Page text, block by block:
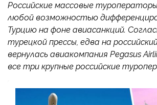
Российские массовые
любой возможностью
Турцию на фоне авиасанкций.
турецкой прессы, едва на
вернулась авиакомпания Pegasus
все три крупные российские